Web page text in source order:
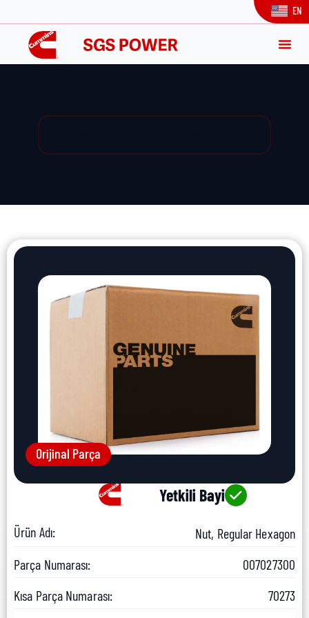
EN
Orijinal Parça
Yetkili Bayi
Ürün Adı:
Nut, Regular Hexagon
Parça Numarası:
007027300
Kısa Parça Numarası:
70273